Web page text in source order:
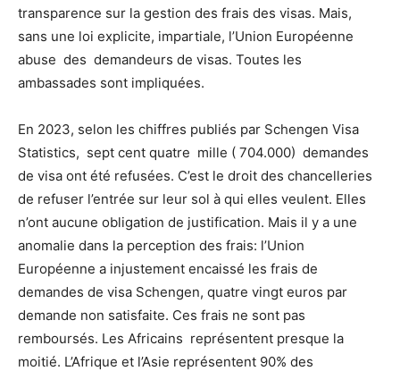
transparence sur la gestion des frais des visas. Mais,
sans une loi explicite, impartiale, l’Union Européenne
abuse des demandeurs de visas. Toutes les
ambassades sont impliquées.
En 2023, selon les chiffres publiés par Schengen Visa
Statistics, sept cent quatre mille ( 704.000) demandes
de visa ont été refusées. C’est le droit des chancelleries
de refuser l’entrée sur leur sol à qui elles veulent. Elles
n’ont aucune obligation de justification. Mais il y a une
anomalie dans la perception des frais: l’Union
Européenne a injustement encaissé les frais de
demandes de visa Schengen, quatre vingt euros par
demande non satisfaite. Ces frais ne sont pas
remboursés. Les Africains représentent presque la
moitié. L’Afrique et l’Asie représentent 90% des